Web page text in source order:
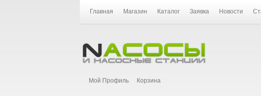
Главная Магазин Каталог Заявка Новости
Мой Профиль Корзина